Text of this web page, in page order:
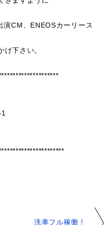
CM、ENEOSカーリース
下さい。
洗車フル稼働！